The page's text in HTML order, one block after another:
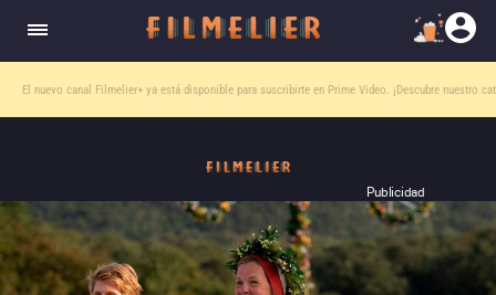
El nuevo canal Filmelier+ ya está disponible para suscribirte en Prime Video. ¡Descubre nuestro
Publicidad